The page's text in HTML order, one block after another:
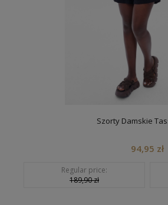
Szorty Damskie
94,95 zł
Regular price:
189,90 zł